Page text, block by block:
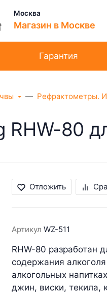
Москва
Магазин в Москве
Гарантия
Рефрактометры.
80
Отложить
Артикул WZ-511
RHW-80 разработан
содержания
алкогольных
джин, виски, текила,